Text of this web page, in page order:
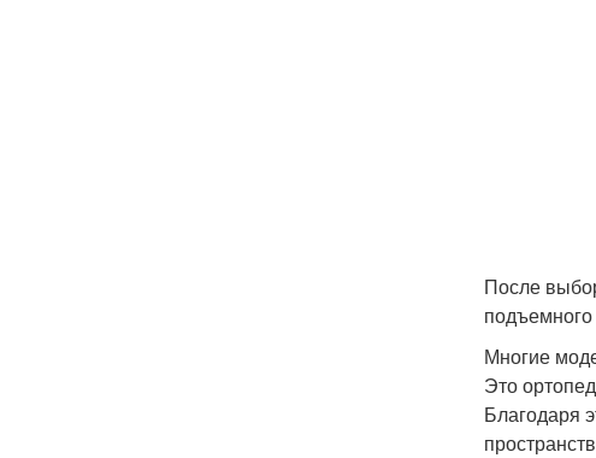
После
Многие
Это
Благодаря